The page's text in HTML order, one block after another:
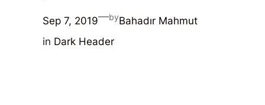
Sep 7, 2019—byBahadır Mahmut
in Dark Header